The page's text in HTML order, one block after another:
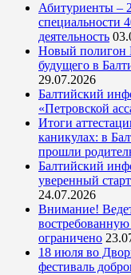
Абитуриенты –
специальности
деятельность
Новый полигон
будущего в
29.07.2026
Балтийский
«Петровской
Итоги
каникулах: в
прошли
Балтийский
уверенный
24.07.2026
Внимание!
ограничено
18 июля во
фестиваль